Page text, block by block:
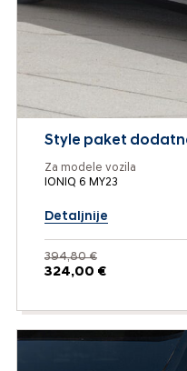
Style paket
Za modele vozila
IONIQ 6 MY23
Detaljnije
394,80 €
324,00 €